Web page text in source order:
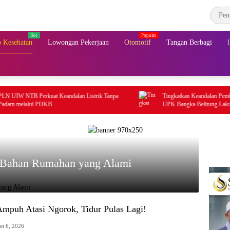
Kesehatan Lowongan Pekerjaan Otomotif Tangan Berbagi
Perkuat Keandalan Listrik Tanpa
Tingkatkan Keandalan Pembangkit di
UPK Bangka Belitung Lakukan Hal
Rumahan yang Alami
Atasi Ngorok, Tidur Pulas Lagi!
6, 2026